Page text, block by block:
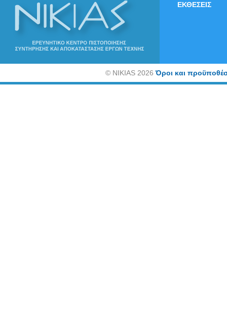
ΕΚΘΕΣΕΙΣ
©NIKIAS 2026Όροι και